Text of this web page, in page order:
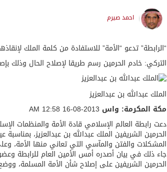
احمد صيرم
“الرابطة” تدعو “الأمة” للاستفادة من كلمة الملك
التركي: خادم الحرمين رسم طريقا لإصلاح الحال وذلك
الملك عبدالله بن عبدالعزيز
مكة المكرمة: واس 2013-08-16 12:58 AM
دعت رابطة العالم الإسلامي قادة الأمة والمنظمات
الحرمين الشريفين الملك عبدالله بن عبدالعزيز،
المشكلات والفتن والمآسي التي تعاني منها الأمة،
جاء ذلك في بيان أصدره أمس الأمين العام للرابطة
الحرمين الشريفين على إصلاح شأن الأمة المسلمة،